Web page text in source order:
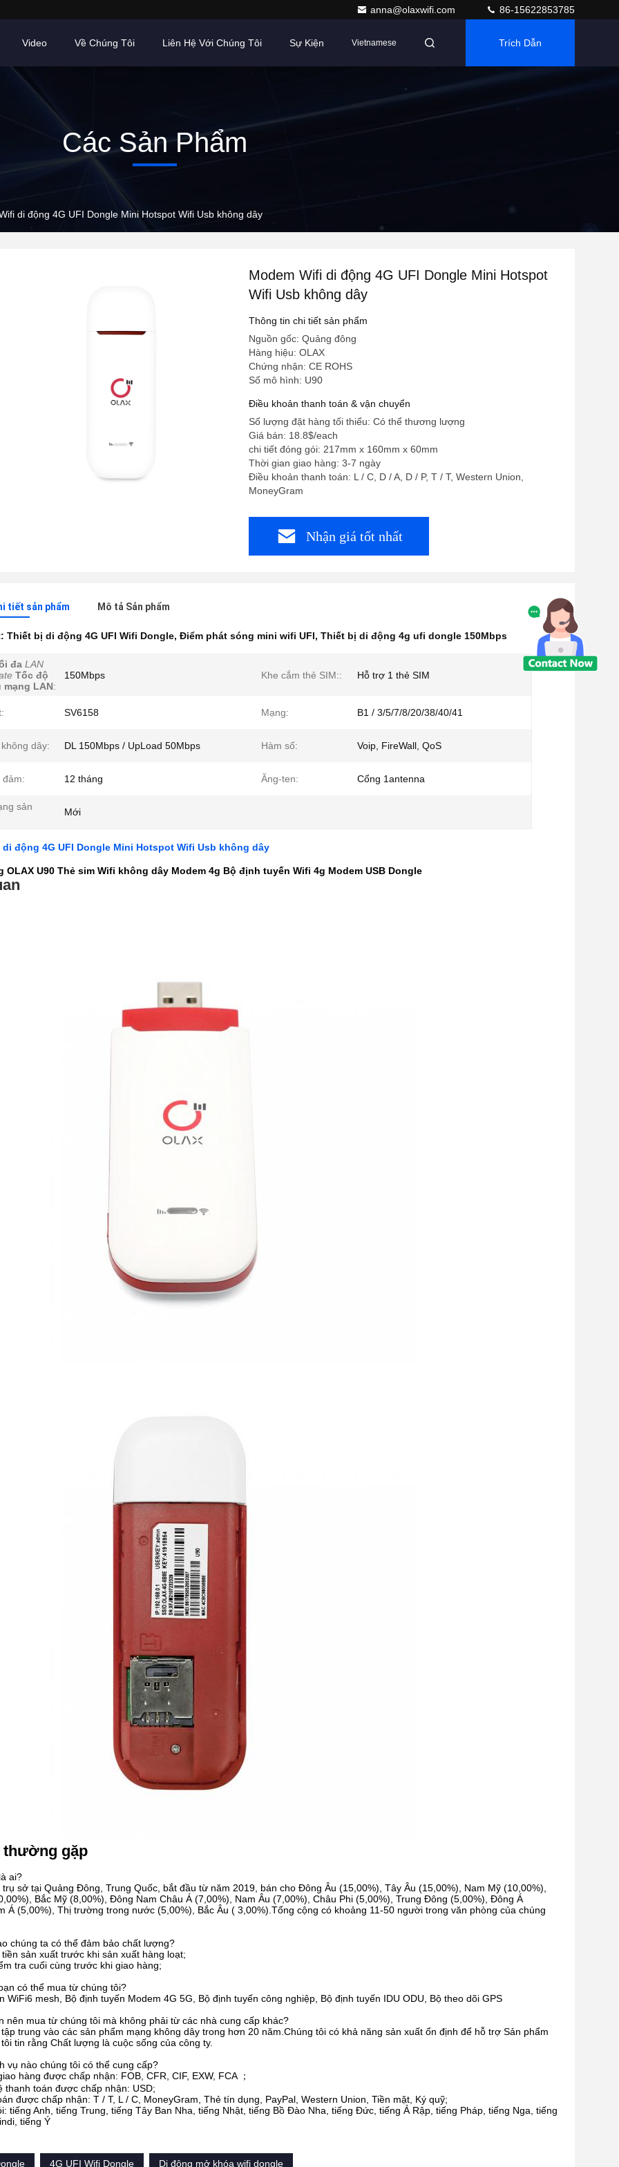
anna@olaxwifi.com 86-15622853785
Video Về Chúng Tôi Liên Hệ Với Chúng Tôi Sự Kiện Vietnamese Trích Dẫn
Các Sản Phẩm
di động 4G UFI Dongle Mini Hotspot Wifi Usb không dây
Modem Wifi di động 4G UFI Dongle Mini Hotspot
Wifi Usb không dây
Thông tin chi tiết sản phẩm
Nguồn gốc: Quảng đông
Hàng hiệu: OLAX
Chứng nhận: CE ROHS
Số mô hình: U90
Điều khoản thanh toán & vận chuyển
Số lượng đặt hàng tối thiểu: Có thể thương lượng
Giá bán: 18.8$/each
chi tiết đóng gói: 217mm x 160mm x 60mm
Thời gian giao hàng: 3-7 ngày
Điều khoản thanh toán: L / C, D / A, D / P, T / T, Western Union,
MoneyGram
Nhận giá tốt nhất
tiết sản phẩm Mô tả Sản phẩm
Thiết bị di động 4G UFI Wifi Dongle, Điểm phát sóng mini wifi UFI, Thiết bị di động 4g ufi dongle 150Mbps
đa LAN
Tốc độ
mạng LAN:
150Mbps Khe cắm thẻ SIM:: Hỗ trợ 1 thẻ SIM
SV6158 Mạng: B1 / 3/5/7/8/20/38/40/41
dây: DL 150Mbps / UpLoad 50Mbps Hàm số: Voip, FireWall, QoS
đảm: 12 tháng Ăng-ten: Cổng 1antenna
sản Mới
di động 4G UFI Dongle Mini Hotspot Wifi Usb không dây
OLAX U90 Thẻ sim Wifi không dây Modem 4g Bộ định tuyến Wifi 4g Modem USB Dongle
thường gặp
ai?
trụ sở tại Quảng Đông, Trung Quốc, bắt đầu từ năm 2019, bán cho Đông Âu (15,00%), Tây Âu (15,00%), Nam Mỹ (10,00%),
Bắc Mỹ (8,00%), Đông Nam Châu Á (7,00%), Nam Âu (7,00%), Châu Phi (5,00%), Trung Đông (5,00%), Đông Á
Á (5,00%), Thị trường trong nước (5,00%), Bắc Âu ( 3,00%).Tổng cộng có khoảng 11-50 người trong văn phòng của chúng
chúng ta có thể đảm bảo chất lượng?
sản xuất trước khi sản xuất hàng loạt;
tra cuối cùng trước khi giao hàng;
có thể mua từ chúng tôi?
WiFi6 mesh, Bộ định tuyến Modem 4G 5G, Bộ định tuyến công nghiệp, Bộ định tuyến IDU ODU, Bộ theo dõi GPS
nên mua từ chúng tôi mà không phải từ các nhà cung cấp khác?
trung vào các sản phẩm mạng không dây trong hơn 20 năm.Chúng tôi có khả năng sản xuất ổn định để hỗ trợ Sản phẩm
tin rằng Chất lượng là cuộc sống của công ty.
vụ nào chúng tôi có thể cung cấp?
hàng được chấp nhận: FOB, CFR, CIF, EXW, FCA ；
thanh toán được chấp nhận: USD;
được chấp nhận: T / T, L / C, MoneyGram, Thẻ tín dụng, PayPal, Western Union, Tiền mặt, Ký quỹ;
tiếng Anh, tiếng Trung, tiếng Tây Ban Nha, tiếng Nhật, tiếng Bồ Đào Nha, tiếng Đức, tiếng Ả Rập, tiếng Pháp, tiếng Nga, tiếng
tiếng Ý
4G UFI Wifi Dongle Di động mở khóa wifi dongle